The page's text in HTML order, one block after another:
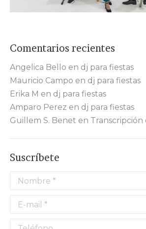
Comentarios recientes
Angelica Bello en dj para fiestas
Mauricio Campo en dj para fiestas
Erika M en dj para fiestas
Amparo Perez en dj para fiestas
Guillem S. Benet en
Suscríbete
Nombre *
E-mail *
Teléfono